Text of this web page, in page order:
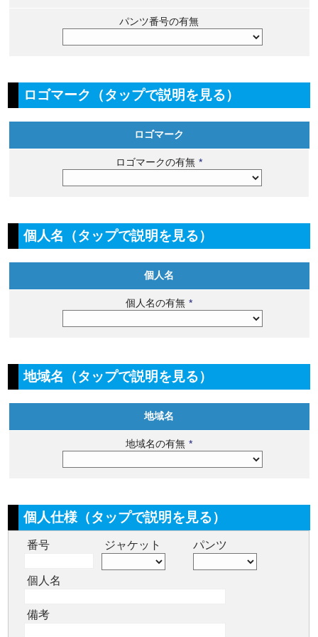
パンツ番号の有無
ロゴマーク（タップで説明を見る）
ロゴマーク
ロゴマークの有無 *
個人名（タップで説明を見る）
個人名
個人名の有無 *
地域名（タップで説明を見る）
地域名
地域名の有無 *
個人仕様（タップで説明を見る）
番号 ジャケット パンツ
個人名
備考